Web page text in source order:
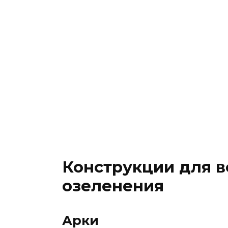
Конструкции для
озеленения
Арки